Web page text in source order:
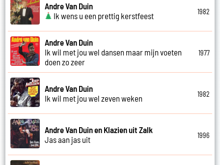
Andre Van Duin
Ik wens u een prettig kerstfeest
1982
Andre Van Duin
Ik wil met jou wel dansen maar mijn voeten
doen zo zeer
1977
Andre Van Duin
Ik wil met jou wel zeven weken
1982
Andre Van Duin en Klazien uit Zalk
Jas aan jas uit
1996